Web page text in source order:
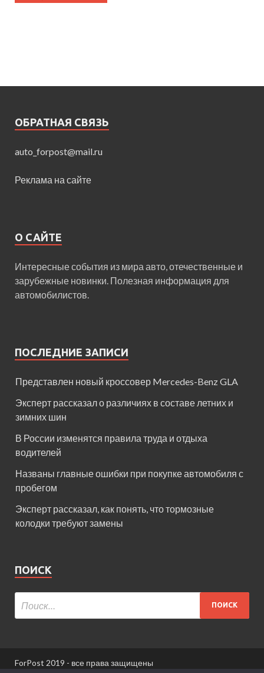
ОБРАТНАЯ СВЯЗЬ
auto_forpost@mail.ru
Реклама на сайте
О САЙТЕ
Интересные события из мира авто, отечественные и
зарубежные новинки. Полезная информация для
автомобилистов.
ПОСЛЕДНИЕ ЗАПИСИ
Представлен новый кроссовер Mercedes-Benz GLA
Эксперт рассказал о различиях в составе летних и
зимних шин
В России изменятся правила труда и отдыха
водителей
Названы главные ошибки при покупке автомобиля с
пробегом
Эксперт рассказал, как понять, что тормозные
колодки требуют замены
ПОИСК
ForPost 2019 - все права защищены